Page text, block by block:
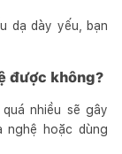
dạ dày yếu, bạn
được không?
nhiều sẽ gây
nghệ hoặc dùng